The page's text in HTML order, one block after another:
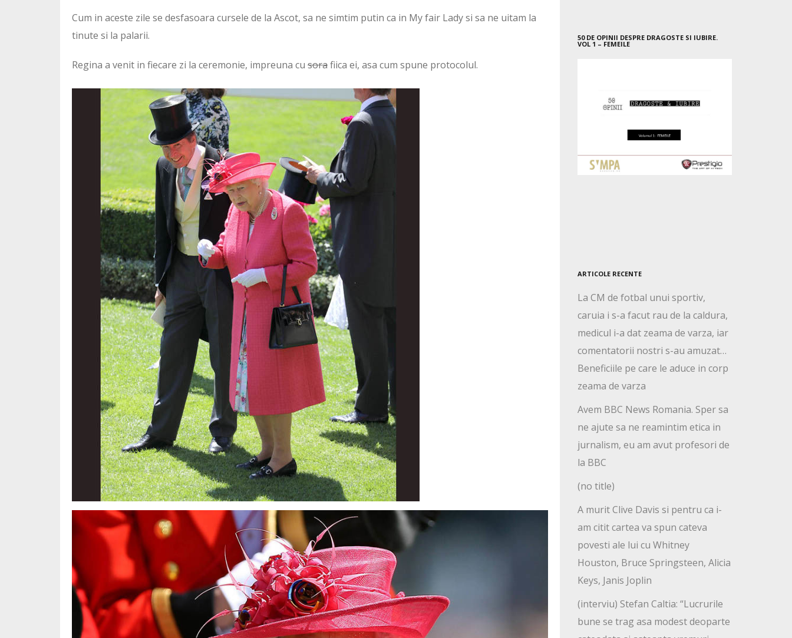
Cum in aceste zile se desfasoara cursele de la Ascot, sa ne simtim putin ca in My fair Lady si sa ne uitam la
tinute si la palarii.
Regina a venit in fiecare zi la ceremonie, impreuna cu sorafiica ei, asa cum spune protocolul.
50 DE OPINII DESPRE DRAGOSTE SI IUBIRE.
VOL 1 – FEMEILE
ARTICOLE RECENTE
La CM de fotbal unui sportiv,
caruia i s-a facut rau de la caldura,
medicul i-a dat zeama de varza, iar
comentatorii nostri s-au amuzat…
Beneficiile pe care le aduce in corp
zeama de varza
Avem BBC News Romania. Sper sa
ne ajute sa ne reamintim etica in
jurnalism, eu am avut profesori de
la BBC
(no title)
A murit Clive Davis si pentru ca i-
am citit cartea va spun cateva
povesti ale lui cu Whitney
Houston, Bruce Springsteen, Alicia
Keys, Janis Joplin
(interviu) Stefan Caltia: “Lucrurile
bune se trag asa modest deoparte